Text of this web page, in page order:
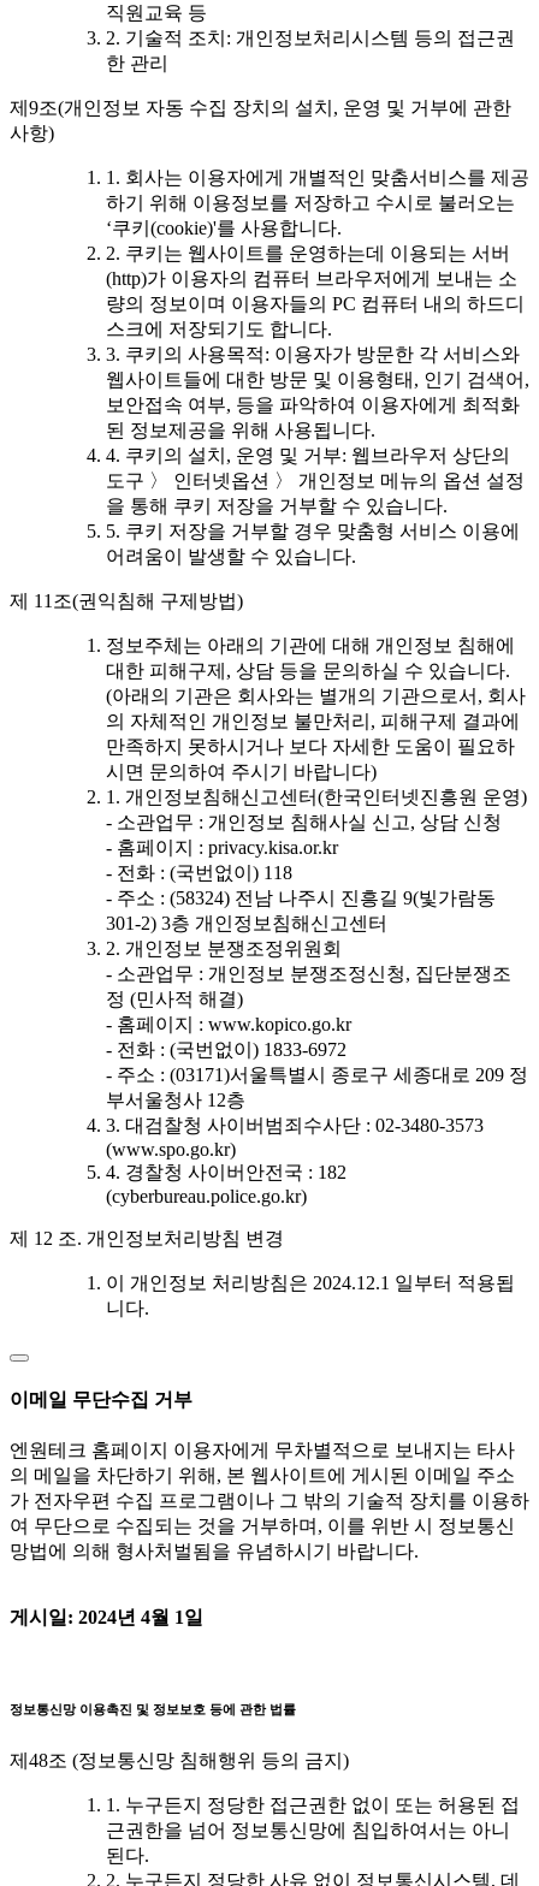
직원교육 등
2. 기술적 조치: 개인정보처리시스템 등의 접근권
한 관리
제9조(개인정보 자동 수집 장치의 설치, 운영 및 거부에 관한
사항)
1. 회사는 이용자에게 개별적인 맞춤서비스를 제공
하기 위해 이용정보를 저장하고 수시로 불러오는
‘쿠키(cookie)'를 사용합니다.
2. 쿠키는 웹사이트를 운영하는데 이용되는 서버
(http)가 이용자의 컴퓨터 브라우저에게 보내는 소
량의 정보이며 이용자들의 PC 컴퓨터 내의 하드디
스크에 저장되기도 합니다.
3. 쿠키의 사용목적: 이용자가 방문한 각 서비스와
웹사이트들에 대한 방문 및 이용형태, 인기 검색어,
보안접속 여부, 등을 파악하여 이용자에게 최적화
된 정보제공을 위해 사용됩니다.
4. 쿠키의 설치, 운영 및 거부: 웹브라우저 상단의
도구 〉 인터넷옵션 〉 개인정보 메뉴의 옵션 설정
을 통해 쿠키 저장을 거부할 수 있습니다.
5. 쿠키 저장을 거부할 경우 맞춤형 서비스 이용에
어려움이 발생할 수 있습니다.
제 11조(권익침해 구제방법)
정보주체는 아래의 기관에 대해 개인정보 침해에
대한 피해구제, 상담 등을 문의하실 수 있습니다.
(아래의 기관은 회사와는 별개의 기관으로서, 회사
의 자체적인 개인정보 불만처리, 피해구제 결과에
만족하지 못하시거나 보다 자세한 도움이 필요하
시면 문의하여 주시기 바랍니다)
1. 개인정보침해신고센터(한국인터넷진흥원 운영)
- 소관업무 : 개인정보 침해사실 신고, 상담 신청
- 홈페이지 : privacy.kisa.or.kr
- 전화 : (국번없이) 118
- 주소 : (58324) 전남 나주시 진흥길 9(빛가람동
301-2) 3층 개인정보침해신고센터
2. 개인정보 분쟁조정위원회
- 소관업무 : 개인정보 분쟁조정신청, 집단분쟁조
정 (민사적 해결)
- 홈페이지 : www.kopico.go.kr
- 전화 : (국번없이) 1833-6972
- 주소 : (03171)서울특별시 종로구 세종대로 209 정
부서울청사 12층
3. 대검찰청 사이버범죄수사단 : 02-3480-3573
(www.spo.go.kr)
4. 경찰청 사이버안전국 : 182
(cyberbureau.police.go.kr)
제 12 조. 개인정보처리방침 변경
이 개인정보 처리방침은 2024.12.1 일부터 적용됩
니다.
이메일 무단수집 거부
엔원테크 홈페이지 이용자에게 무차별적으로 보내지는 타사
의 메일을 차단하기 위해, 본 웹사이트에 게시된 이메일 주소
가 전자우편 수집 프로그램이나 그 밖의 기술적 장치를 이용하
여 무단으로 수집되는 것을 거부하며, 이를 위반 시 정보통신
망법에 의해 형사처벌됨을 유념하시기 바랍니다.
게시일: 2024년 4월 1일
정보통신망 이용촉진 및 정보보호 등에 관한 법률
제48조 (정보통신망 침해행위 등의 금지)
1. 누구든지 정당한 접근권한 없이 또는 허용된 접
근권한을 넘어 정보통신망에 침입하여서는 아니
된다.
2. 누구든지 정당한 사유 없이 정보통신시스템, 데